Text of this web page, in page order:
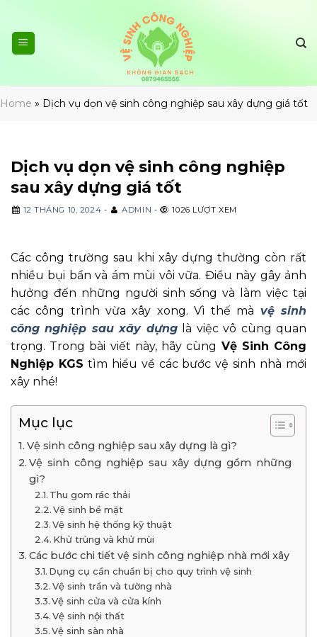
content
Home » Dịch vụ dọn vệ sinh công nghiệp sau xây dựng giá tốt
Dịch vụ dọn vệ sinh công nghiệp
sau xây dựng giá tốt
12 THÁNG 10, 2024 - ADMIN - 1026 LƯỢT XEM
Các công trường sau khi xây dựng thường còn rất
nhiều bụi bẩn và ám mùi vôi vữa. Điều này gây ảnh
hưởng đến những người sinh sống và làm việc tại
các công trình vừa xây xong. Vì thế mà vệ sinh
công nghiệp sau xây dựnglà việc vô cùng quan
trọng. Trong bài viết này, hãy cùng Vệ Sinh Công
Nghiệp KGS tìm hiểu về các bước vệ sinh nhà mới
xây nhé!
Mục lục
Vệ sinh công nghiệp sau xây dựng là gì?
Vệ sinh công nghiệp sau xây dựng gồm những
gì?
Thu gom rác thải
Vệ sinh bề mặt
Vệ sinh hệ thống kỹ thuật
Khử trùng và khử mùi
Các bước chi tiết vệ sinh công nghiệp nhà mới xây
Dụng cụ cần chuẩn bị cho quy trình vệ sinh
Vệ sinh trần và tường nhà
Vệ sinh cửa và cửa kính
Vệ sinh nội thất
Vệ sinh sàn nhà